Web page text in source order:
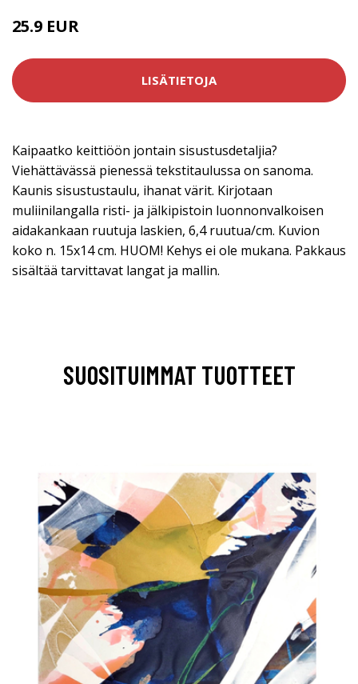
25.9 EUR
LISÄTIETOJA
Kaipaatko keittiöön jontain sisustusdetaljia?
Viehättävässä pienessä tekstitaulussa on sanoma.
Kaunis sisustustaulu, ihanat värit. Kirjotaan
muliinilangalla risti- ja jälkipistoin luonnonvalkoisen
aidakankaan ruutuja laskien, 6,4 ruutua/cm. Kuvion
koko n. 15x14 cm. HUOM! Kehys ei ole mukana. Pakkaus
sisältää tarvittavat langat ja mallin.
SUOSITUIMMAT TUOTTEET